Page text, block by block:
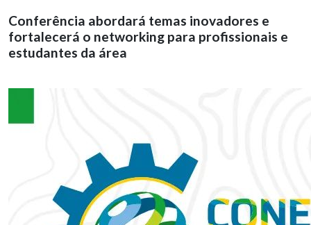
Conferência abordará temas inovadores e
fortalecerá o networking para profissionais e
estudantes da área